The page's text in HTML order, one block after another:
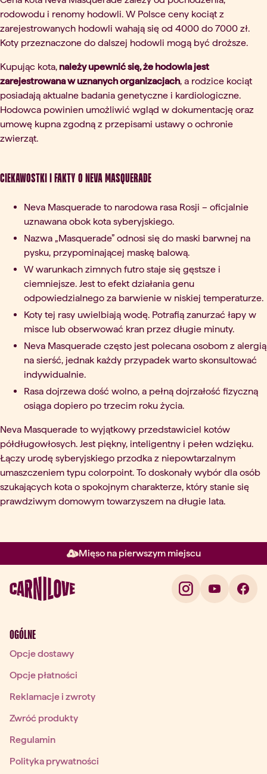
rodowodu i renomy hodowli. W Polsce ceny kociąt z
zarejestrowanych hodowli wahają się od 4000 do 7000 zł.
Koty przeznaczone do dalszej hodowli mogą być droższe.
Kupując kota, należy upewnić się, że hodowla jest
zarejestrowana w uznanych organizacjach, a rodzice kociąt
posiadają aktualne badania genetyczne i kardiologiczne.
Hodowca powinien umożliwić wgląd w dokumentację oraz
umowę kupna zgodną z przepisami ustawy o ochronie
zwierząt.
Ciekawostki i fakty o Neva Masquerade
Neva Masquerade to narodowa rasa Rosji – oficjalnie
uznawana obok kota syberyjskiego.
Nazwa „Masquerade” odnosi się do maski barwnej na
pysku, przypominającej maskę balową.
W warunkach zimnych futro staje się gęstsze i
ciemniejsze. Jest to efekt działania genu
odpowiedzialnego za barwienie w niskiej temperaturze.
Koty tej rasy uwielbiają wodę. Potrafią zanurzać łapy w
misce lub obserwować kran przez długie minuty.
Neva Masquerade często jest polecana osobom z alergią
na sierść, jednak każdy przypadek warto skonsultować
indywidualnie.
Rasa dojrzewa dość wolno, a pełną dojrzałość fizyczną
osiąga dopiero po trzecim roku życia.
Neva Masquerade to wyjątkowy przedstawiciel kotów
półdługowłosych. Jest piękny, inteligentny i pełen wdzięku.
Łączy urodę syberyjskiego przodka z niepowtarzalnym
umaszczeniem typu colorpoint. To doskonały wybór dla osób
szukających kota o spokojnym charakterze, który stanie się
prawdziwym domowym towarzyszem na długie lata.
Mięso na pierwszym miejscu
Element 2 z 3: Mięso na
OGÓLNE
Opcje dostawy
Opcje płatności
Reklamacje i zwroty
Zwróć produkty
Regulamin
Polityka prywatności